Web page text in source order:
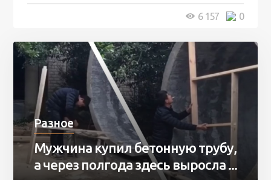
0
6 157
Разное
Мужчина купил бетонную трубу,
а через полгода здесь выросла ...